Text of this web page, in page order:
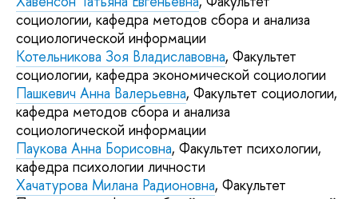
социологии, кафедра методов сбора и анализа
социологической информации
Котельникова Зоя Владиславовна, Факультет
социологии, кафедра экономической социологии
Пашкевич Анна Валерьевна, Факультет социологии,
кафедра методов сбора и анализа
социологической информации
Паукова Анна Борисовна, Факультет психологии,
кафедра психологии личности
Хачатурова Милана Радионовна, Факультет